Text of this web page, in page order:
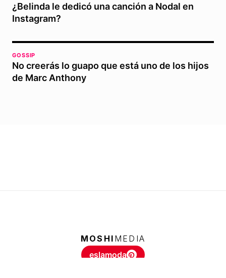
¿Belinda le dedicó una canción a Nodal en
Instagram?
GOSSIP
No creerás lo guapo que está uno de los hijos
de Marc Anthony
MOSHI MEDIA
eslamoda